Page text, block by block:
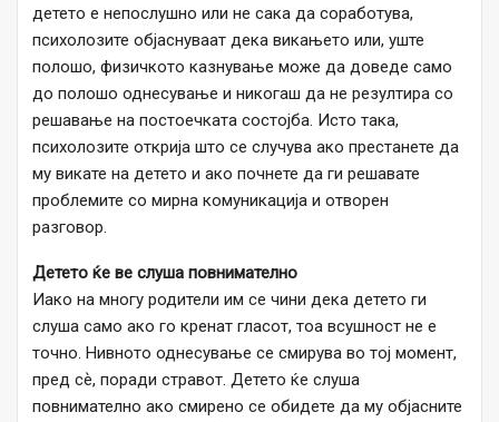
детето е непослушно или не сака да соработува,
психолозите објаснуваат дека викањето или, уште
полошо, физичкото казнување може да доведе само
до полошо однесување и никогаш да не резултира со
решавање на постоечката состојба. Исто така,
психолозите открија што се случува ако престанете да
му викате на детето и ако почнете да ги решавате
проблемите со мирна комуникација и отворен
разговор.
Детето ќе ве слуша повнимателно
Иако на многу родители им се чини дека детето ги
слуша само ако го кренат гласот, тоа всушност не е
точно. Нивното однесување се смирува во тој момент,
пред сѐ, поради стравот. Детето ќе слуша
повнимателно ако смирено се обидете да му објасните